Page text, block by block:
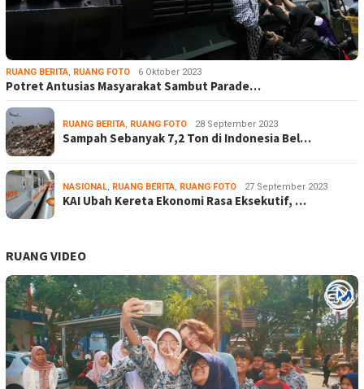
RUANG BERITA, RUANG FOTO 6 Oktober 2023
Potret Antusias Masyarakat Sambut Parade…
RUANG BERITA, RUANG FOTO 28 September 2023
Sampah Sebanyak 7,2 Ton di Indonesia Bel…
NASIONAL, RUANG BERITA, RUANG FOTO 27 September 2023
KAI Ubah Kereta Ekonomi Rasa Eksekutif, …
RUANG VIDEO